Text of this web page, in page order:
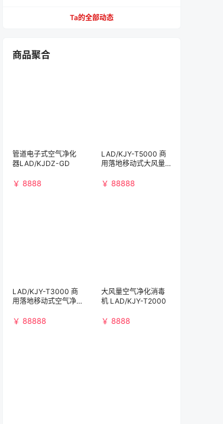
Ta的全部动态
商品聚合
管道电子式空气净化
器LAD/KJDZ-GD
￥ 8888
LAD/KJY-T5000 商
用落地移动式大风量
￥ 88888
LAD/KJY-T3000 商
用落地移动式空气净
h)）
￥ 88888
大风量空气净化消毒
机 LAD/KJY-T2000
￥ 8888